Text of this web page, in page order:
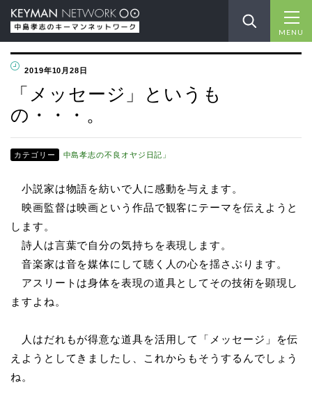
MENU
2019年10月28日
「メッセージ」というも
の・・・。
カテゴリー 中島孝志の不良オヤジ日記」
小説家は物語を紡いで人に感動を与えます。
映画監督は映画という作品で観客にテーマを伝えようと
します。
詩人は言葉で自分の気持ちを表現します。
音楽家は音を媒体にして聴く人の心を揺さぶります。
アスリートは身体を表現の道具としてその技術を顕現し
ますよね。
人はだれもが得意な道具を活用して「メッセージ」を伝
えようとしてきましたし、これからもそうするんでしょう
ね。